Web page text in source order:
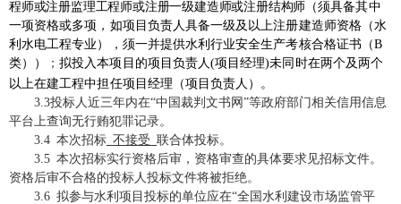
程师或注册监理工程师或注册一级建造师或注册结构师 （须具备其中
一项资格或多项，如项目负责人具备一级及以上注册建造师资格（水
利水电工程专业），须一并提供水利行业安全生产考核合格证书（B
类））
；拟投入本项目的项目负责人(项目经理)未同时在两个及两个
以上在建工程中担任项目经理（项目负责人）
。
3.3投标人近三年内在“中国裁判文书网”等政府部门相关信用信息
平台上查询无行贿犯罪记录。
3.4 本次招标 不接受 联合体投标。
3.5 本次招标实行资格后审，资格审查的具体要求见招标文件。
资格后审不合格的投标人投标文件将被拒绝。
3.6 拟参与水利项目投标的单位应在“全国水利建设市场监管平